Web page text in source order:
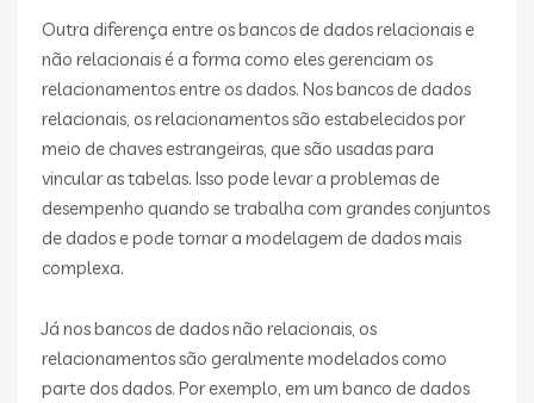
Outra diferença entre os bancos de dados relacionais e
não relacionais é a forma como eles gerenciam os
relacionamentos entre os dados. Nos bancos de dados
relacionais, os relacionamentos são estabelecidos por
meio de chaves estrangeiras, que são usadas para
vincular as tabelas. Isso pode levar a problemas de
desempenho quando se trabalha com grandes conjuntos
de dados e pode tornar a modelagem de dados mais
complexa.
Já nos bancos de dados não relacionais, os
relacionamentos são geralmente modelados como
parte dos dados. Por exemplo, em um banco de dados